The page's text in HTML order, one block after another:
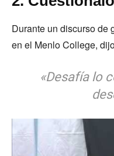
Durante un discurso de
en el Menlo College,
«Desafía lo